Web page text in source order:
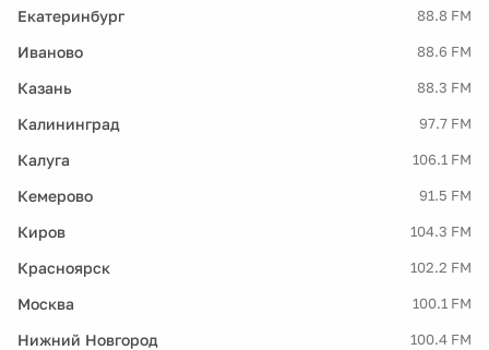
Екатеринбург 88.8 FM
Иваново 88.6 FM
Казань 88.3 FM
Калининград 97.7 FM
Калуга 106.1 FM
Кемерово 91.5 FM
Киров 104.3 FM
Красноярск 102.2 FM
Москва 100.1 FM
Нижний Новгород 100.4 FM